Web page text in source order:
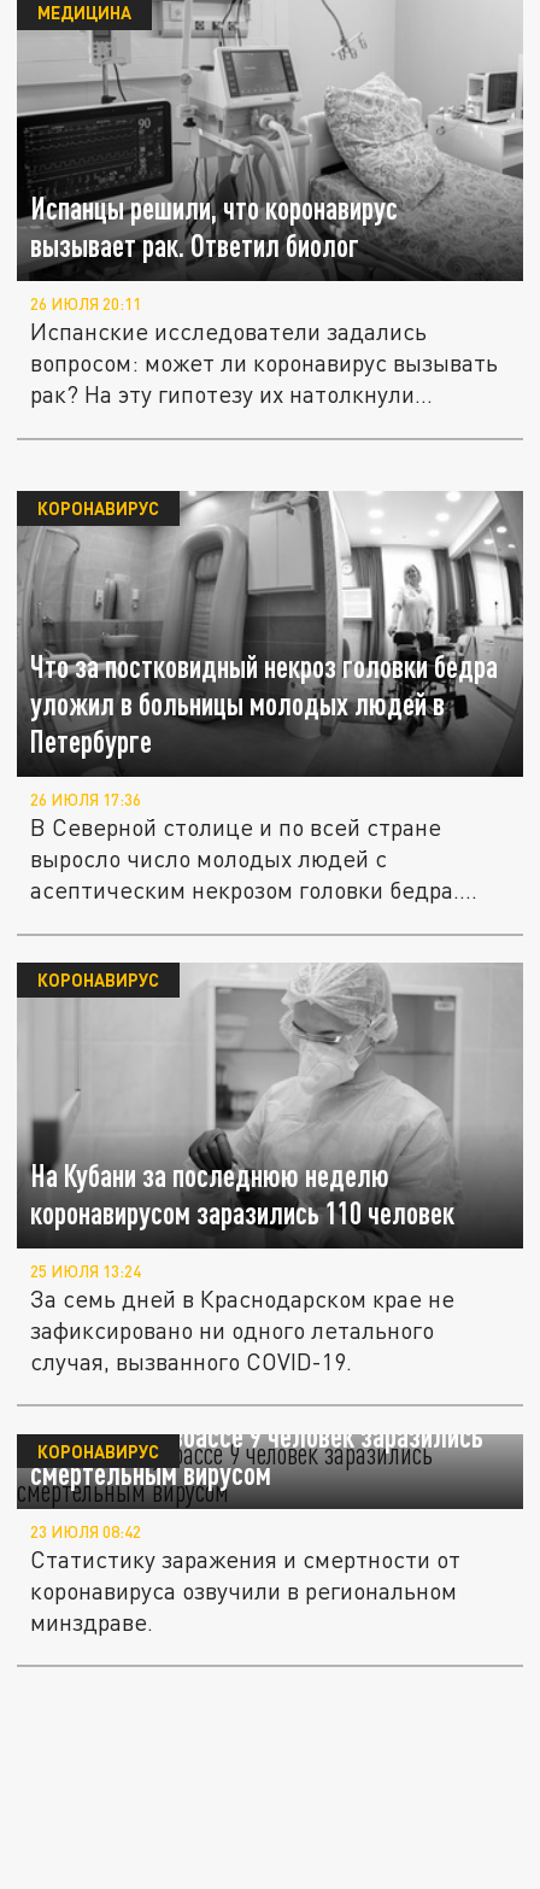
Испанцы решили, что коронавирус
вызывает рак. Ответил биолог
МЕДИЦИНА
26 ИЮЛЯ 20:11
Испанские исследователи задались
вопросом: может ли коронавирус вызывать
рак? На эту гипотезу их натолкнули...
Что за постковидный некроз головки бедра
уложил в больницы молодых людей в
Петербурге
КОРОНАВИРУС
26 ИЮЛЯ 17:36
В Северной столице и по всей стране
выросло число молодых людей с
асептическим некрозом головки бедра....
На Кубани за последнюю неделю
коронавирусом заразились 110 человек
КОРОНАВИРУС
25 ИЮЛЯ 13:24
За семь дней в Краснодарском крае не
зафиксировано ни одного летального
случая, вызванного COVID-19.
За сутки в Кузбассе 9 человек заразились
смертельным вирусом
КОРОНАВИРУС
23 ИЮЛЯ 08:42
Статистику заражения и смертности от
коронавируса озвучили в региональном
минздраве.